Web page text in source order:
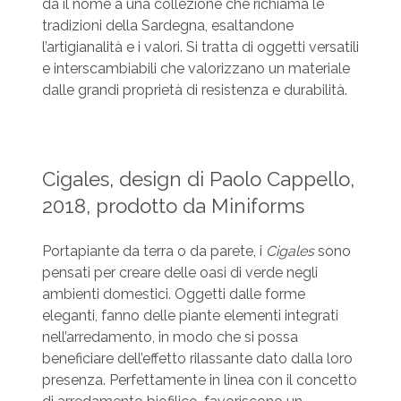
dà il nome a una collezione che richiama le
tradizioni della Sardegna, esaltandone
l’artigianalità e i valori. Si tratta di oggetti versatili
e interscambiabili che valorizzano un materiale
dalle grandi proprietà di resistenza e durabilità.
Cigales, design di Paolo Cappello,
2018, prodotto da Miniforms
Portapiante da terra o da parete, i Cigalessono
pensati per creare delle oasi di verde negli
ambienti domestici. Oggetti dalle forme
eleganti, fanno delle piante elementi integrati
nell’arredamento, in modo che si possa
beneficiare dell’effetto rilassante dato dalla loro
presenza. Perfettamente in linea con il concetto